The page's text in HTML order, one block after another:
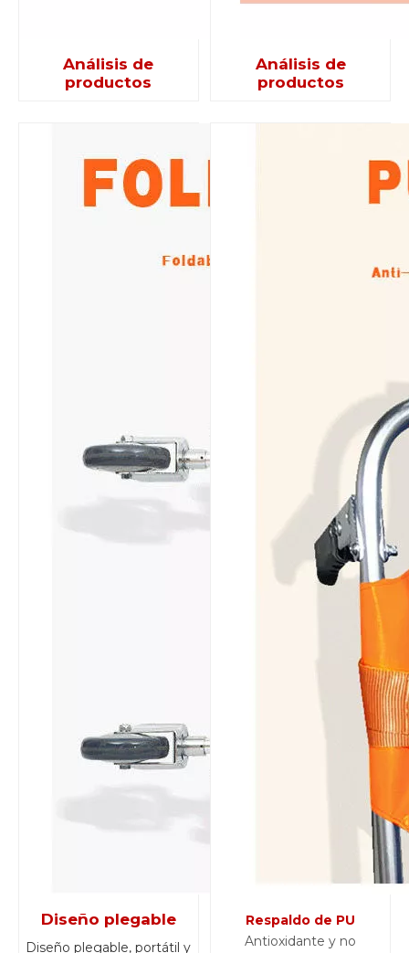
Análisis de
productos
Análisis de
productos
Diseño plegable
Diseño plegable, portátil y
Respaldo de PU
Antioxidante y no